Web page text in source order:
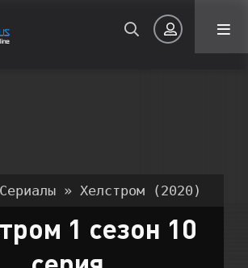
Сериалы » Хелстром (2020)
1 сезон 10